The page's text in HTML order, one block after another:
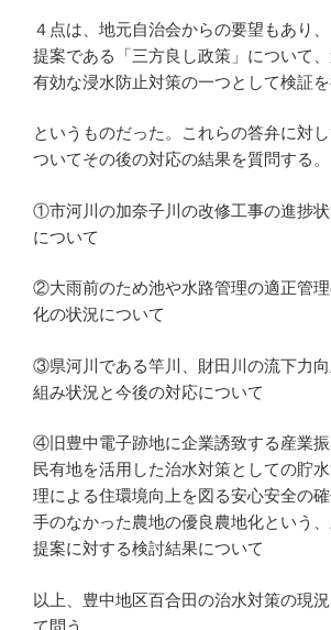
４点は、地元自治会からの要望もあり
提案である「三方良し政策」について
有効な浸水防止対策の一つとして検証を
というものだった。これらの答弁に対
ついてその後の対応の結果を質問する。
①市河川の加奈子川の改修工事の進捗
について
②大雨前のため池や水路管理の適正管
化の状況について
③県河川である竿川、財田川の流下力
組み状況と今後の対応について
④旧豊中電子跡地に企業誘致する産業
民有地を活用した治水対策としての貯
理による住環境向上を図る安心安全の
手のなかった農地の優良農地化という
提案に対する検討結果について
以上、豊中地区百合田の治水対策の現
て問う。